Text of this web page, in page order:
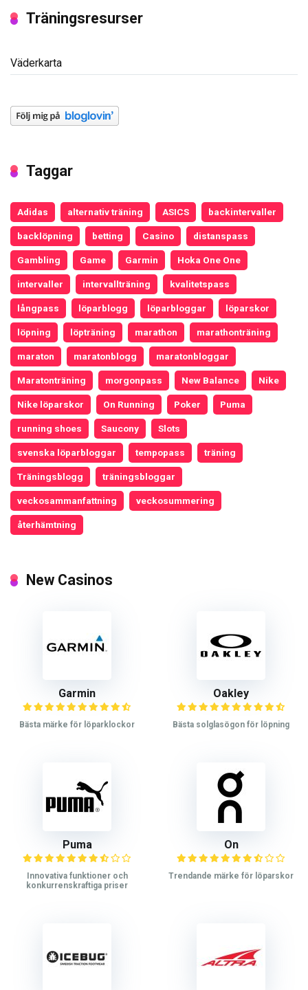
Träningsresurser
Väderkarta
Taggar
Adidas alternativ träning ASICS backintervaller
backlöpning betting Casino distanspass
Gambling Game Garmin Hoka One One
intervaller intervallträning kvalitetspass
långpass löparblogg löparbloggar löparskor
löpning löpträning marathon marathonträning
maraton maratonblogg maratonbloggar
Maratonträning morgonpass New Balance Nike
Nike löparskor On Running Poker Puma
running shoes Saucony Slots
svenska löparbloggar tempopass träning
Träningsblogg träningsbloggar
veckosammanfattning veckosummering
återhämtning
New Casinos
Garmin
Bästa märke för löparklockor
Oakley
Bästa solglasögon för löpning
Puma
Innovativa funktioner och
konkurrenskraftiga priser
On
Trendande märke för löparskor